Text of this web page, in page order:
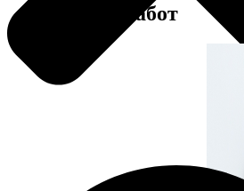
Примеры работ